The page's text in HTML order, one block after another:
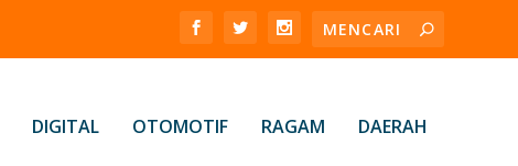
DIGITAL OTOMOTIF RAGAM DAERAH